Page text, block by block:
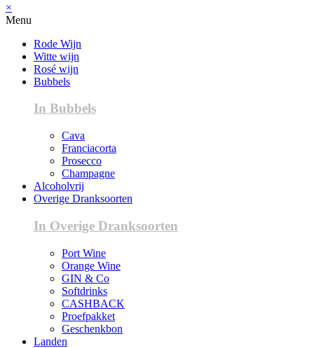
×
Menu
Rode Wijn
Witte wijn
Rosé wijn
Bubbels
In Bubbels
Cava
Franciacorta
Prosecco
Champagne
Alcoholvrij
Overige Dranksoorten
In Overige Dranksoorten
Port Wine
Orange Wine
GIN & Co
Softdrinks
CASHBACK
Proefpakket
Geschenkbon
Landen